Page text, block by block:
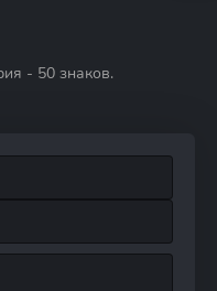
- 50 знаков.